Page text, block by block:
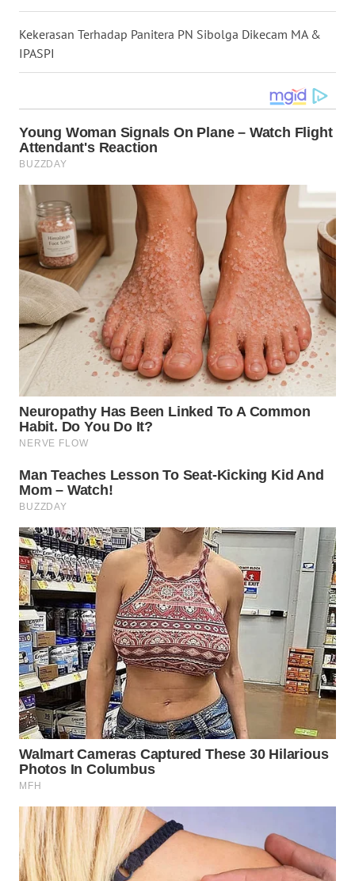
Kekerasan Terhadap Panitera PN Sibolga Dikecam MA &
IPASPI
NUSANTARA
WN
JATIM
WN
BALI
WN
KALBAR
WN
KALTENG
WN
KALTARA
WN
KALSEL
WN
KALTIM
WN
SULSEL
WN
GORONTALO
WN
SULUT
WN
MALUKU
WN
DAIRI